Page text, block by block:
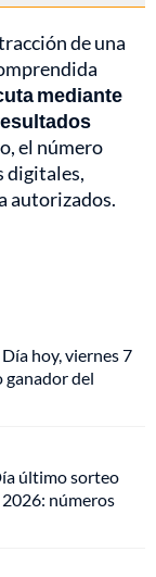
de una
mediante
el número
digitales,
autorizados.
hoy, viernes 7
ganador del
último sorteo
2026: números